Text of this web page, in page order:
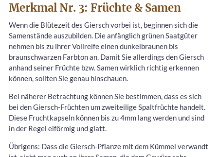
Merkmal Nr. 3: Früchte & Samen
Wenn die Blütezeit des Giersch vorbei ist, beginnen sich die
Samenstände auszubilden. Die anfänglich grünen Saatgüter
nehmen bis zu ihrer Vollreife einen dunkelbraunen bis
braunschwarzen Farbton an. Damit Sie allerdings den Giersch
anhand seiner Früchte bzw. Samen wirklich richtig erkennen
können, sollten Sie genau hinschauen.
Bei näherer Betrachtung können Sie bestimmen, dass es sich
bei den Giersch-Früchten um zweiteilige Spaltfrüchte handelt.
Diese Fruchtkapseln können bis zu 4mm lang werden und sind
in der Regel eiförmig und glatt.
Übrigens: Dass die Giersch-Pflanze mit dem Kümmel verwandt